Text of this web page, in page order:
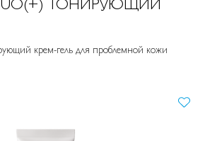
крем-гель для проблемной кожи